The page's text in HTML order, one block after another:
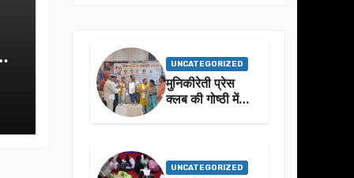
UNCATEGORIZED
मुनिकीरेती प्रेस
क्लब की गोष्ठी में
UNCATEGORIZED